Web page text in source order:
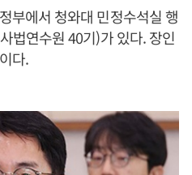
부에서 청와대 민정수석실 행
법연수원 40기)가 있다. 장인
다.